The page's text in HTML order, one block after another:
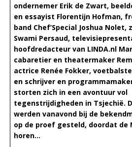
ondernemer Erik de Zwart,
en essayist Florentijn Hofman,
band Chef’Special Joshua
Swami Persaud,
hoofdredacteur van LINDA.nl
cabaretier en theatermaker
actrice Renée Fokker,
en schrijver en
storten zich in een avontuur vol
tegenstrijdigheden in Tsjechië.
werden vanavond bij de
op de proef gesteld, doordat de
horen…